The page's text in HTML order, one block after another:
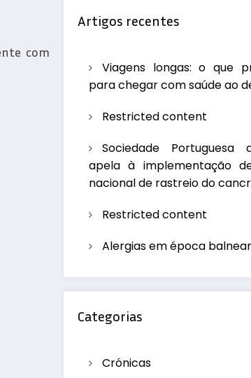
com
Artigos recentes
Viagens longas: o que
para chegar com saúde ao
Restricted content
Sociedade Portuguesa
apela à implementação
nacional de rastreio do
Restricted content
Alergias em época balnear
Categorias
Crónicas